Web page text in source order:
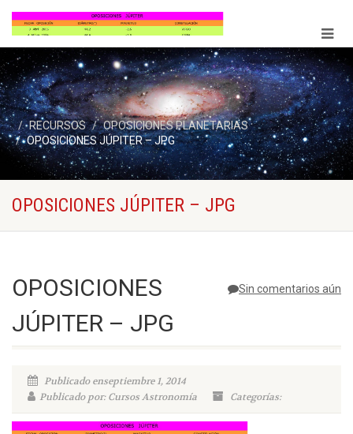
RECURSOS
OPOSICIONES PLANETARIAS
OPOSICIONES JÚPITER – JPG
OPOSICIONES JÚPITER – JPG
Sin comentarios aún
OPOSICIONES
JÚPITER – JPG
Publicado enseptiembre 1, 2014
Publicado por: Cursos Astronomía
Categorías: